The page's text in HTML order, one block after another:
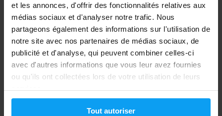
et les annonces, d'offrir des fonctionnalités relatives aux
médias sociaux et d'analyser notre trafic. Nous
partageons également des informations sur l'utilisation de
notre site avec nos partenaires de médias sociaux, de
publicité et d'analyse, qui peuvent combiner celles-ci
avec d'autres informations que vous leur avez fournies
ou qu'ils ont collectées lors de votre utilisation de leurs
services.
Tout autoriser
-30% -10%
Prom-In